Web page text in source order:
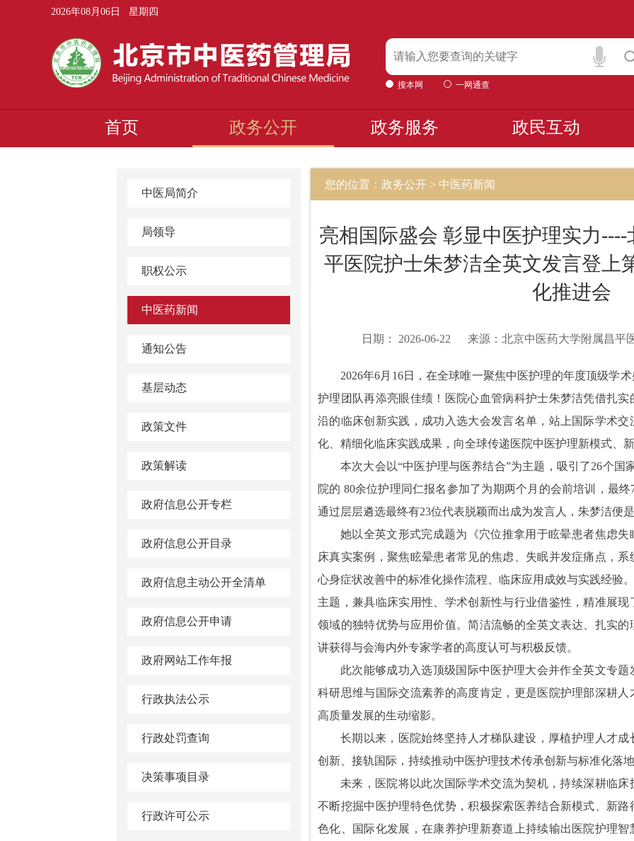
2026年08月06日 星期四
搜本网 一网通查
首页 政务公开 政务服务 政民互动
中医局简介
局领导
职权公示
中医药新闻
通知公告
基层动态
政策文件
政策解读
政府信息公开专栏
政府信息公开目录
政府信息主动公开全清单
政府信息公开申请
政府网站工作年报
行政执法公示
行政处罚查询
决策事项目录
行政许可公示
您的位置：政务公开 > 中医药新闻
亮相国际盛会 彰显中医护理实力
平医院护士朱梦洁全英文发言登上
化推进会
日期： 2026-06-22 来源： 北京中医药大学附属昌平
2026年6月16日，在全球唯一聚焦中医护理的年度顶级学
护理团队再添亮眼佳绩！医院心血管病科护士朱梦洁凭借扎
沿的临床创新实践，成功入选大会发言名单，站上国际学术
化、精细化临床实践成果，向全球传递医院中医护理新模式、新
本次大会以“中医护理与医养结合”为主题，吸引了26个国
院的 80余位护理同仁报名参加了为期两个月的会前培训，最
通过层层遴选最终有23位代表脱颖而出成为发言人，朱梦洁便是
她以全英文形式完成题为《穴位推拿用于眩晕患者焦虑
床真实案例，聚焦眩晕患者常见的焦虑、失眠并发症痛点，
心身症状改善中的标准化操作流程、临床应用成效与实践经验
主题，兼具临床实用性、学术创新性与行业借鉴性，精准展
领域的独特优势与应用价值。简洁流畅的全英文表达、扎实
讲获得与会海内外专家学者的高度认可与积极反馈。
此次能够成功入选顶级国际中医护理大会并作全英文专题
科研思维与国际交流素养的高度肯定，更是医院护理部深耕
高质量发展的生动缩影。
长期以来，医院始终坚持人才梯队建设，厚植护理人才
创新、接轨国际，持续推动中医护理技术传承创新与标准化落
未来，医院将以此次国际学术交流为契机，持续深耕临床
不断挖掘中医护理特色优势，积极探索医养结合新模式、新
色化、国际化发展，在康养护理新赛道上持续输出医院护理